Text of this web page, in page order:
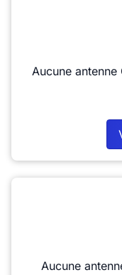
Aucune
Aucune